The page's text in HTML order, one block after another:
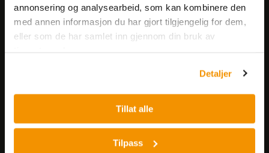
annonsering og analysearbeid, som kan kombinere den
med annen informasjon du har gjort tilgjengelig for dem,
eller som de har samlet inn gjennom din bruk av
Detaljer
Tillat alle
Tilpass
Meld deg på vårt nyhetsbrev!
Få informasjon om produkter,